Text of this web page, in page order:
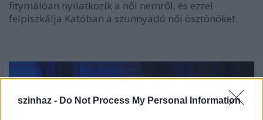
szinhaz - Do Not Process My Personal Information
fitymálóan nyilatkozik a női nemről, és ezzel
felpiszkálja Katóban a szunnyadó női ösztönöket.